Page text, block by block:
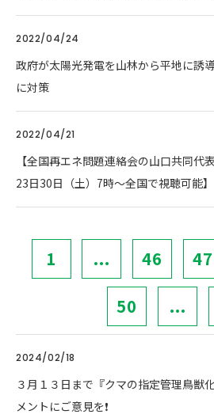
2022/04/24
政府が太陽光発電を山林から平地に
に対策
2022/04/21
【全国再エネ問題連絡会の山口共同
23日30日（土）7時～全国で視聴可能】
1 ... 46 47
50 ...
2024/02/18
３月１３日まで『クマの指定管理鳥獣
メントにご意見を❗